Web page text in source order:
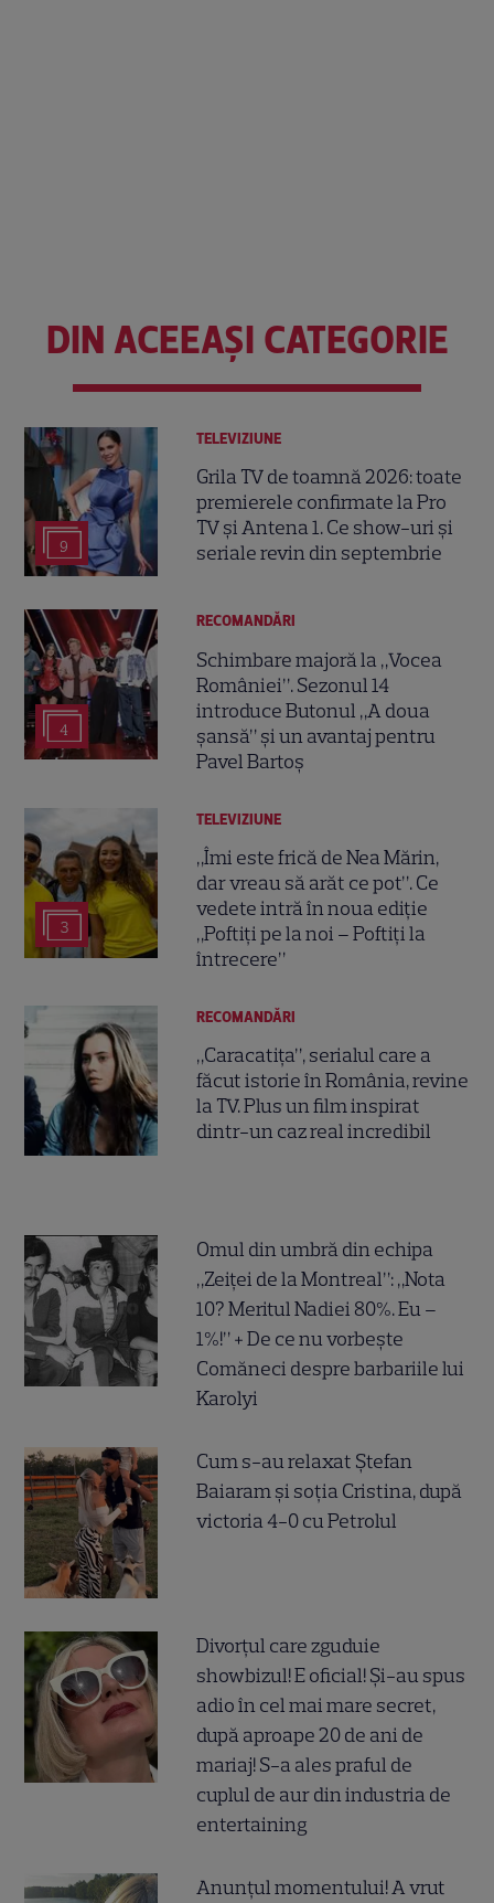
DIN ACEEAȘI CATEGORIE
9
TELEVIZIUNE
Grila TV de toamnă 2026: toate
premierele confirmate la Pro
TV și Antena 1. Ce show-uri și
seriale revin din septembrie
4
RECOMANDĂRI
Schimbare majoră la „Vocea
României”. Sezonul 14
introduce Butonul „A doua
șansă” și un avantaj pentru
Pavel Bartoș
3
TELEVIZIUNE
„Îmi este frică de Nea Mărin,
dar vreau să arăt ce pot”. Ce
vedete intră în noua ediție
„Poftiți pe la noi – Poftiți la
întrecere”
RECOMANDĂRI
„Caracatița”, serialul care a
făcut istorie în România, revine
la TV. Plus un film inspirat
dintr-un caz real incredibil
Omul din umbră din echipa
„Zeiței de la Montreal”: „Nota
10? Meritul Nadiei 80%. Eu –
1%!” + De ce nu vorbește
Comăneci despre barbariile lui
Karolyi
Cum s-au relaxat Ștefan
Baiaram și soția Cristina, după
victoria 4-0 cu Petrolul
Divorțul care zguduie
showbizul! E oficial! Și-au spus
adio în cel mai mare secret,
după aproape 20 de ani de
mariaj! S-a ales praful de
cuplul de aur din industria de
entertaining
Anunțul momentului! A vrut